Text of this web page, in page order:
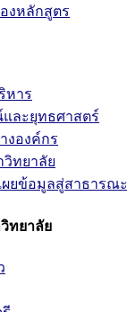
งหลักสูตร
หาร
ละยุทธศาสตร์
งองค์กร
ทยาลัย
ผยข้อมูลสู่สาธารณะ
ทยาลัย